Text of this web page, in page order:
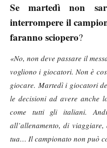
Se martedì non
interrompere il
faranno sciopero?
«No, non deve passare il
vogliono i giocatori. Non è
giocare. Martedì i giocatori
le decisioni ad avere anche
come tutti gli italiani.
all’allenamento, di
tua… Il campionato non può